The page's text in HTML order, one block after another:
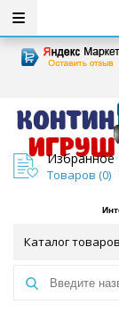
Избранное
Товаров (0)
Каталог товаров